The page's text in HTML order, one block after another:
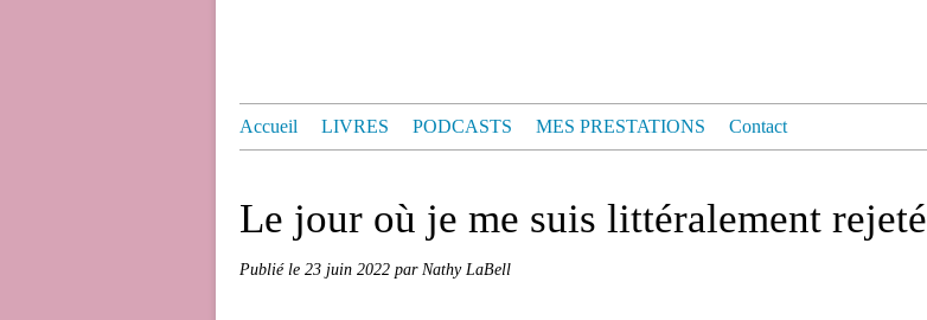
Accueil LIVRES PODCASTS MES PRESTATIONS Contact
Le jour où je me suis littéralement rejeté
Publié le 23 juin 2022 par Nathy LaBell